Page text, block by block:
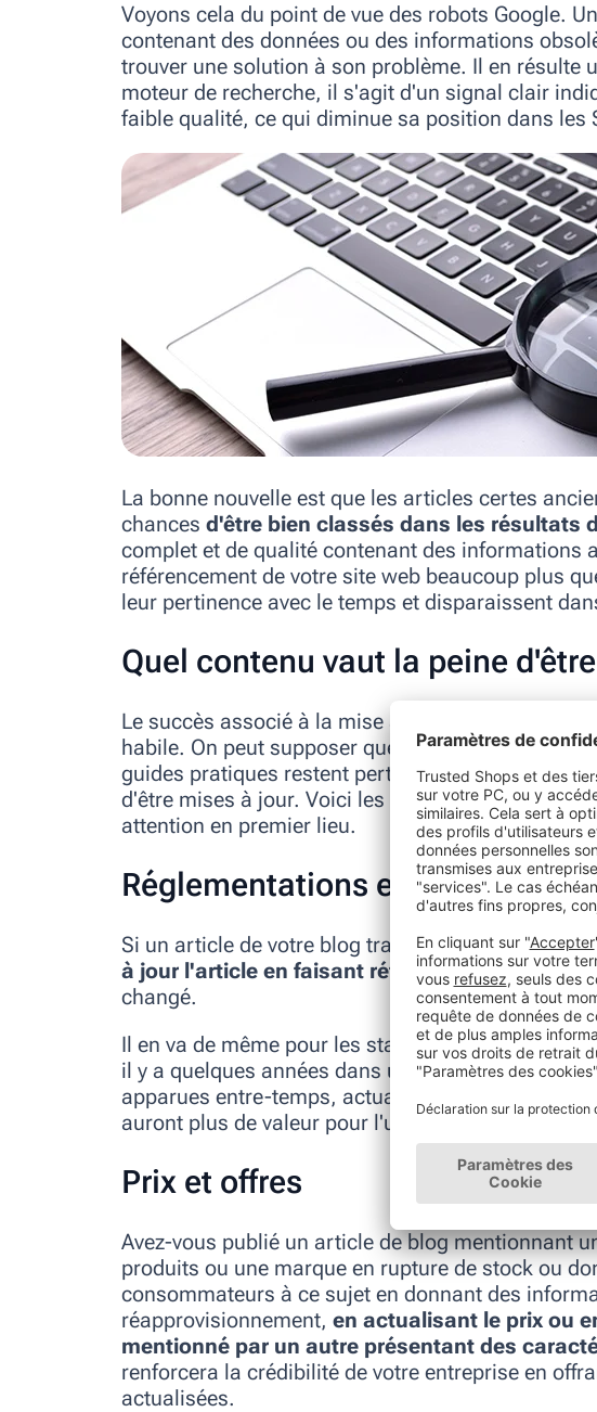
Voyons cela du point de vue des robots Google.
contenant des données ou des informations
trouver une solution à son problème. Il en résulte
moteur de recherche, il s'agit d'un signal clair
faible qualité, ce qui diminue sa position dans les
La bonne nouvelle est que les articles certes
chances d'être bien classés dans les résultats
complet et de qualité contenant des informations
référencement de votre site web beaucoup plus
leur pertinence avec le temps et disparaissent
Quel contenu vaut la peine
Le succès associé à la mise à jour d'un ancien
habile. On peut supposer que certaines
guides pratiques restent pertinentes pendant des
d'être mises à jour. Voici les éléments des articles
attention en premier lieu.
Réglementations et statistiques
Si un article de votre blog traite d'une loi
à jour l'article en faisant référence à la loi
changé.
Il en va de même pour les statistiques. Si vous
il y a quelques années dans un article de blog et
apparues entre-temps, actualisez le contenu avec
auront plus de valeur pour l'utilisateur.
Prix et offres
Avez-vous publié un article de blog mentionnant
produits ou une marque en rupture de stock ou
consommateurs à ce sujet en donnant des
réapprovisionnement, en actualisant le prix ou
mentionné par un autre présentant des
renforcera la crédibilité de votre entreprise en
actualisées.